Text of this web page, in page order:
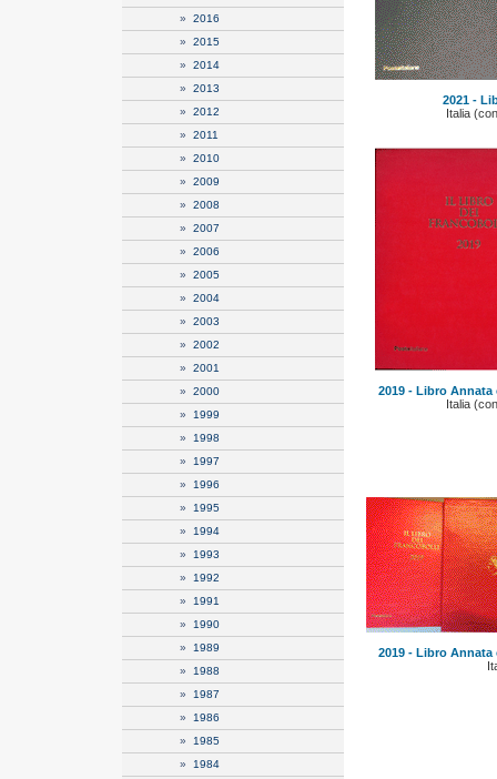
» 2016
» 2015
» 2014
» 2013
» 2012
» 2011
» 2010
» 2009
» 2008
» 2007
» 2006
» 2005
» 2004
» 2003
» 2002
» 2001
» 2000
» 1999
» 1998
» 1997
» 1996
» 1995
» 1994
» 1993
» 1992
» 1991
» 1990
» 1989
» 1988
» 1987
» 1986
» 1985
» 1984
2021 -
Italia
2019 - Libro Annata
Italia
2019 - Libro